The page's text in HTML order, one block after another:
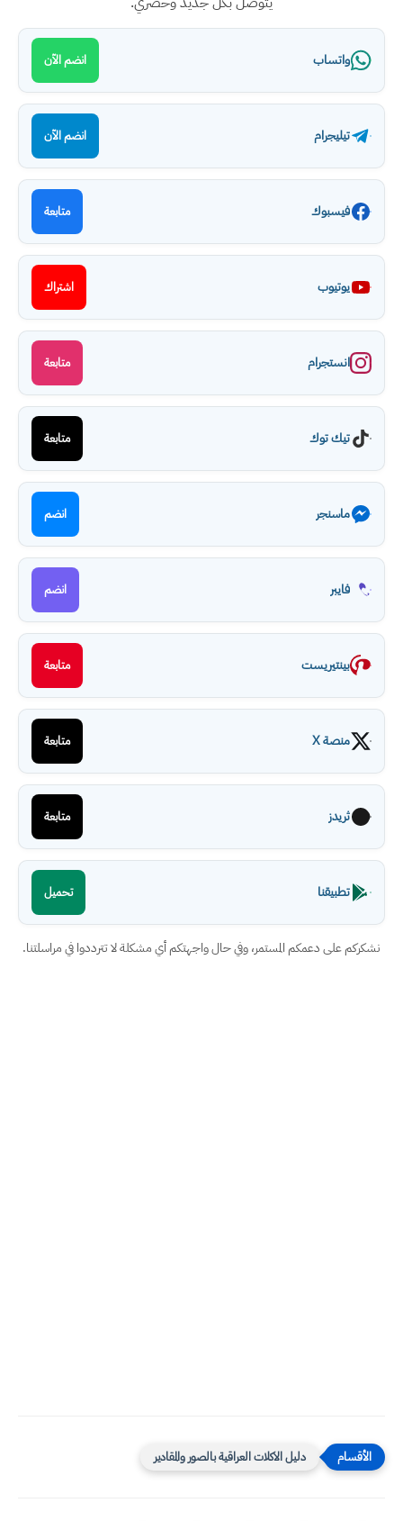
واتساب انضم الآن
تيليجرام انضم الآن
فيسبوك متابعة
يوتيوب اشتراك
انستجرام متابعة
تيك توك متابعة
ماسنجر انضم
فايبر انضم
بينتيريست متابعة
منصة X متابعة
ثريدز متابعة
تطبيقنا تحميل
نشكركم على دعمكم المستمر، وفي حال واجهتكم أي مشكلة لا تترددوا في مراسلتنا.
دليل الاكلات العراقية بالصور والمقادير